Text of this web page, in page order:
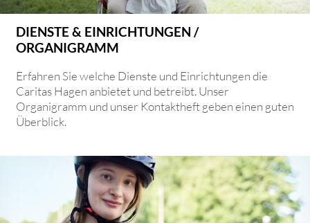
DIENSTE & EINRICHTUNGEN /
ORGANIGRAMM
Erfahren Sie welche Dienste und Einrichtungen die
Caritas Hagen anbietet und betreibt. Unser
Organigramm und unser Kontaktheft geben einen guten
Überblick.